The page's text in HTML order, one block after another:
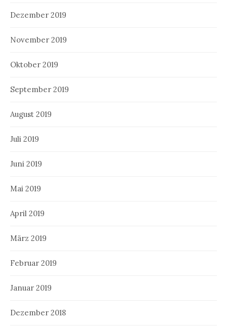
Dezember 2019
November 2019
Oktober 2019
September 2019
August 2019
Juli 2019
Juni 2019
Mai 2019
April 2019
März 2019
Februar 2019
Januar 2019
Dezember 2018